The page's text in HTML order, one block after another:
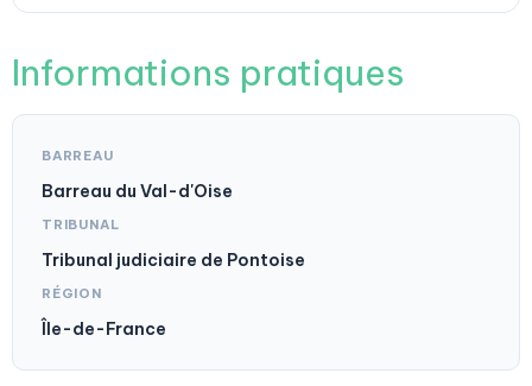
Informations pratiques
BARREAU
Barreau du Val-d'Oise
TRIBUNAL
Tribunal judiciaire de Pontoise
RÉGION
Île-de-France